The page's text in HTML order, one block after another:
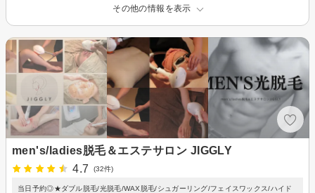
その他の情報を表示
men's/ladies脱毛＆エステサロン JIGGLY
4.7
(32件)
当日予約◎★ダブル脱毛/光脱毛/WAX脱毛/シュガーリング/フェイスワックス/ハイド